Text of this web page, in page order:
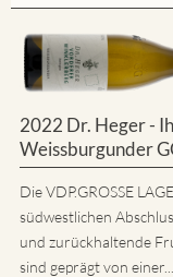
2022 Dr. Heger -
Weissburgunder
Die VDP.GROSSE
südwestlichen
und zurückhaltende
sind geprägt von einer...